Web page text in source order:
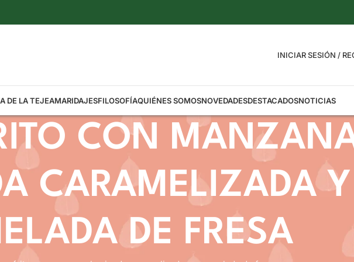
INICIAR SESIÓN /
DE LA TEJEAMARIDAJESFILOSOFÍAQUIÉNES SOMOSNOVEDADESDESTACADOSNOTICIAS
CON
CARAMELIZADA Y
DE FRESA